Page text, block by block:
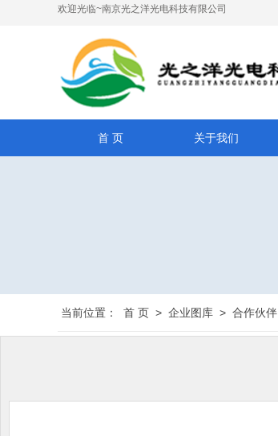
欢迎光临~南京光之洋光电科技有限公司
首 页 关于我们
当前位置： 首 页 > 企业图库 > 合作伙伴